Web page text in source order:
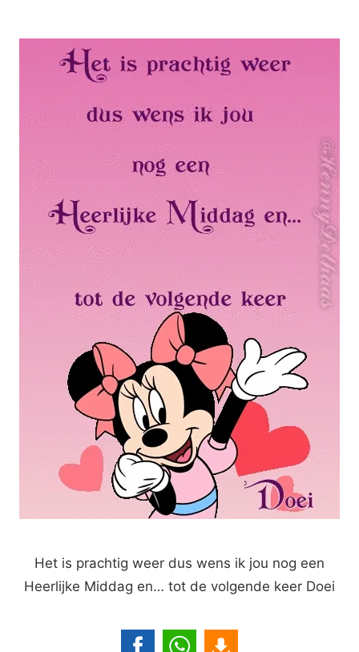
Het is prachtig weer dus wens ik jou nog een
Heerlijke Middag en… tot de volgende keer Doei